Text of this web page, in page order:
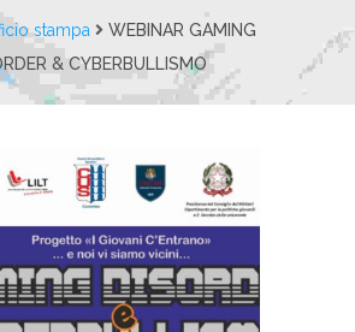
stampa
WEBINAR GAMING
& CYBERBULLISMO